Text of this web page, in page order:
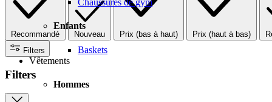
Chaussures de gym
Enfants
Baskets
Vêtements
Hommes
Recommandé Nouveau Prix (bas à haut) Prix (haut à bas)
Filters
Filters